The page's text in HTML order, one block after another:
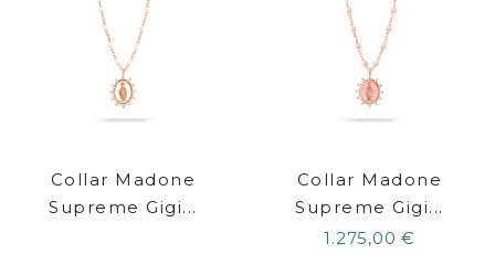
Collar Madone
Supreme Gigi...
Collar Madone
Supreme Gigi...
1.275,00 €